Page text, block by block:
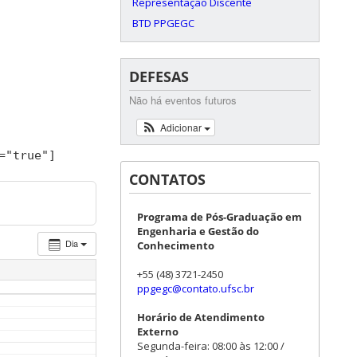
"true" ]
Dia
BTD PPGEGC
DEFESAS
Não há eventos futuros
Adicionar
CONTATOS
Programa de Pós-Graduação em
Engenharia e Gestão do
Conhecimento
+55 (48) 3721-2450
ppgegc@contato.ufsc.br
Horário de Atendimento
Externo
Segunda-feira: 08:00 às 12:00 /